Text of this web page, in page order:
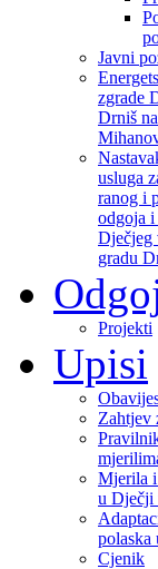
Javni
zgrade
Drniš
usluga
ranog i
odgoja i
Dječjeg
gradu
Projekti
Upisi
Zahtjev
Mjerila i
u Dječji
polaska
Cjenik